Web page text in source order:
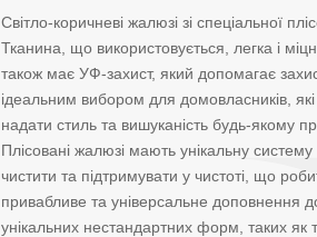
Світло-коричневі жалюзі зі спеціальної
Тканина, що використовується, легка і
також має УФ-захист, який допомагає
ідеальним вибором для домовласників,
надати стиль та вишуканість будь-якому
Плісовані жалюзі мають унікальну
чистити та підтримувати у чистоті, що
привабливе та універсальне доповнення
унікальних нестандартних форм, таких як